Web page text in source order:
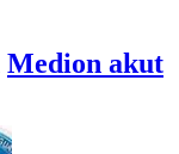
Medion akut